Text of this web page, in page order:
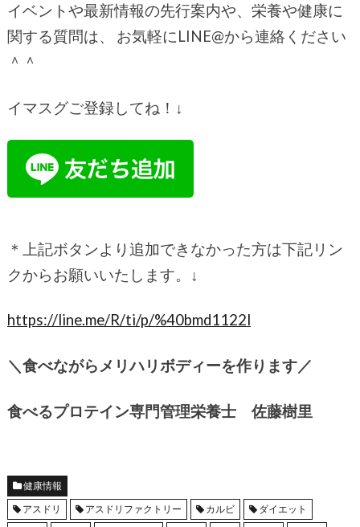
イベントや最新情報の先行案内や、栄養や健康に
関する質問は、
お気軽にLINE@から連絡ください
＾＾
イマスグご登録してね！ ↓
＊上記ボタンより追加できなかった方は下記リン
クからお願いいたします。 ↓
https://line.me/R/ti/p/%40bmd1122l
＼食べながらメリハリボディーを作ります／
食べるプロテイン専門管理栄養士 佐藤樹里
健康情報
アスドリ
アスドリファクトリー カルビ
ダイエット